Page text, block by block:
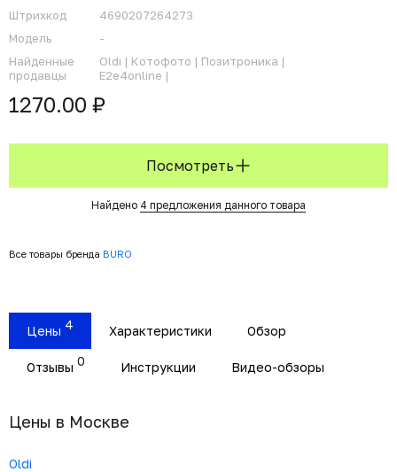
Штрихкод
4690207264273
Модель
-
Найденные
продавцы
Oldi | Котофото | Позитроника |
E2e4online |
1270.00 ₽
Посмотреть
Найдено 4 предложения данного товара
Все товары бренда BURO
Цены 4 Характеристики Обзор
Отзывы 0 Инструкции Видео-обзоры
Цены в Москвe
Oldi